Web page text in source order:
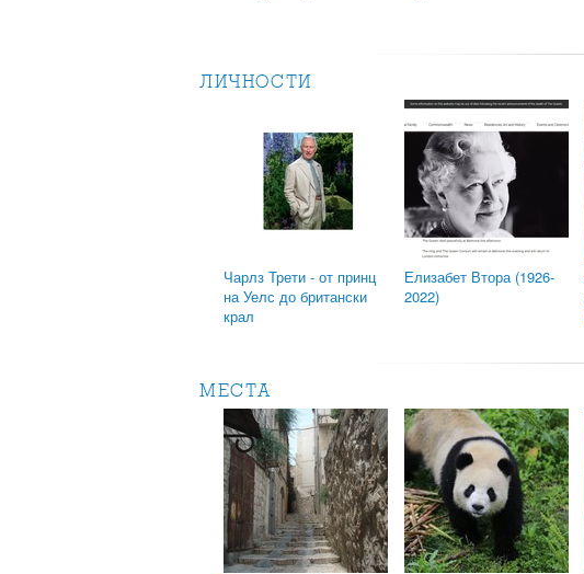
ЛИЧНОСТИ
Чарлз Трети - от принц
на Уелс до британски
крал
Елизабет Втора (1926-
2022)
МЕСТА